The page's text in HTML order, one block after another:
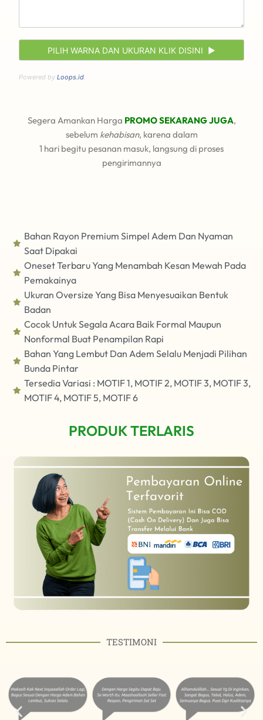
Powered by Loops.id.
Segera Amankan Harga PROMO SEKARANG JUGA,
sebelum kehabisan, karena dalam
1 hari begitu pesanan masuk, langsung di proses
pengirimannya
Bahan Rayon Premium Simpel Adem Dan Nyaman
Saat Dipakai
Oneset Terbaru Yang Menambah Kesan Mewah Pada
Pemakainya
Ukuran Oversize Yang Bisa Menyesuaikan Bentuk
Badan
Cocok Untuk Segala Acara Baik Formal Maupun
Nonformal Buat Penampilan Rapi
Bahan Yang Lembut Dan Adem Selalu Menjadi Pilihan
Bunda Pintar
Tersedia Variasi : MOTIF 1, MOTIF 2, MOTIF 3, MOTIF 3,
MOTIF 4, MOTIF 5, MOTIF 6
PRODUK TERLARIS
TESTIMONI